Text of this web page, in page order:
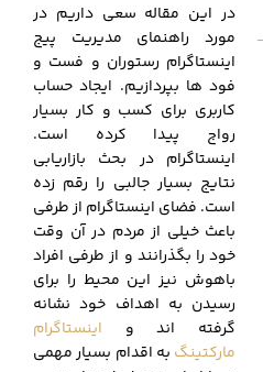
در این مقاله سعی داریم در
مورد راهنمای مدیریت پیج
اینستاگرام رستوران و فست و
فود ها بپردازیم. ایجاد حساب
کاربری برای کسب و کار بسیار
رواج پیدا کرده است.
اینستاگرام در بحث بازاریابی
نتایج بسیار جالبی را رقم زده
است. فضای اینستاگرام از طرفی
باعث خیلی از مردم در آن وقت
خود را بگذرانند و از طرفی افراد
باهوش نیز این محیط را برای
رسیدن به اهداف خود نشانه
گرفته اند و اینستاگرام
مارکتینگ به اقدام بسیار مهمی